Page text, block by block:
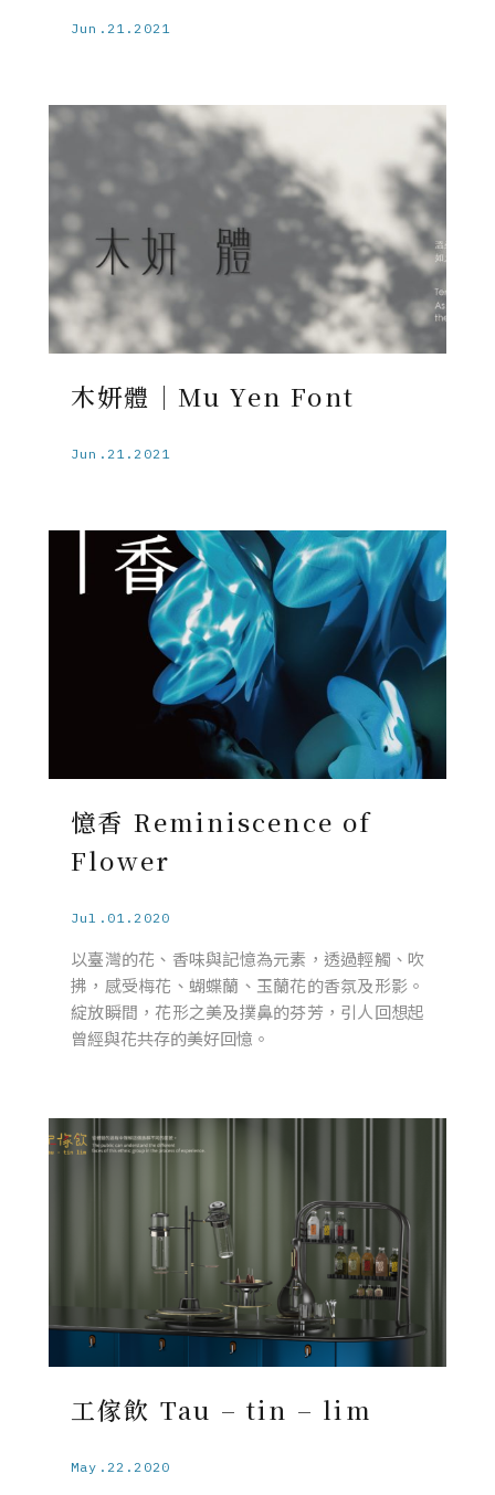
Jun.21.2021
木妍體｜Mu Yen Font
Jun.21.2021
憶香 Reminiscence of
Flower
Jul.01.2020
以臺灣的花、香味與記憶為元素，透過輕觸、吹
拂，感受梅花、蝴蝶蘭、玉蘭花的香氛及形影。
綻放瞬間，花形之美及撲鼻的芬芳，引人回想起
曾經與花共存的美好回憶。
工傢飲 Tau – tin – lim
May.22.2020